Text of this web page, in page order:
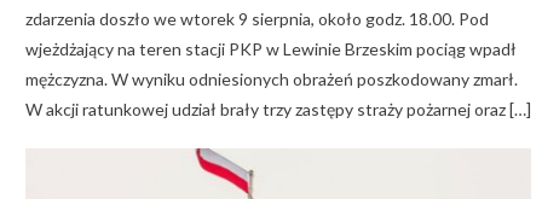
zdarzenia doszło we wtorek 9 sierpnia, około godz. 18.00. Pod
wjeżdżający na teren stacji PKP w Lewinie Brzeskim pociąg wpadł
mężczyzna. W wyniku odniesionych obrażeń poszkodowany zmarł.
W akcji ratunkowej udział brały trzy zastępy straży pożarnej oraz […]